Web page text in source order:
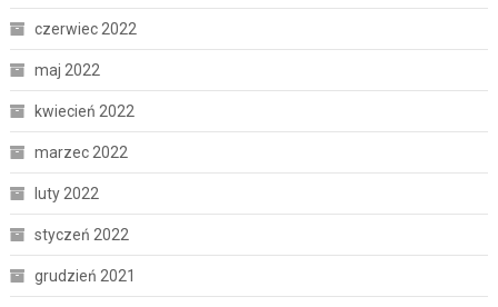
czerwiec 2022
maj 2022
kwiecień 2022
marzec 2022
luty 2022
styczeń 2022
grudzień 2021